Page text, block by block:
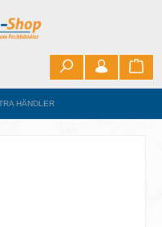
HÄNDLER